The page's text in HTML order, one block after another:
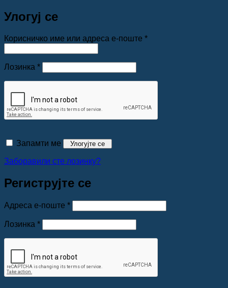
Улогуј се
Корисничко име или адреса е-поште *Обавезно
Лозинка *Обавезно
Запамти ме Улогујте се
Заборавили сте лозинку?
Региструјте се
Адреса е-поште *Обавезно
Лозинка *Обавезно